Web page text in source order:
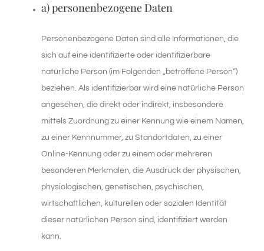
a) personenbezogene Daten
Personenbezogene Daten sind alle Informationen, die
sich auf eine identifizierte oder identifizierbare
natürliche Person (im Folgenden „betroffene Person“)
beziehen. Als identifizierbar wird eine natürliche Person
angesehen, die direkt oder indirekt, insbesondere
mittels Zuordnung zu einer Kennung wie einem Namen,
zu einer Kennnummer, zu Standortdaten, zu einer
Online-Kennung oder zu einem oder mehreren
besonderen Merkmalen, die Ausdruck der physischen,
physiologischen, genetischen, psychischen,
wirtschaftlichen, kulturellen oder sozialen Identität
dieser natürlichen Person sind, identifiziert werden
kann.